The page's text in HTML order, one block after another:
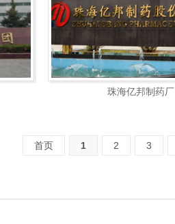
珠海亿邦制药厂
首页 1 2 3